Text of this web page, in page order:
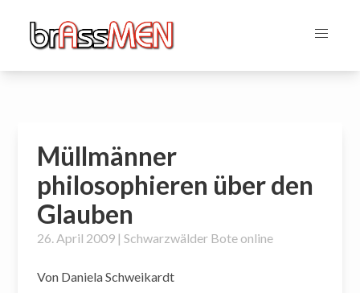
Müllmänner
philosophieren über den
Glauben
26. April 2009 | Schwarzwälder Bote online
Von Daniela Schweikardt